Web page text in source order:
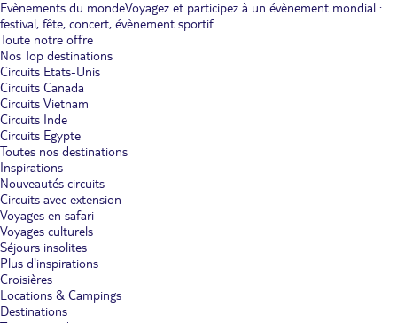
Evènements du mondeVoyagez et participez à un évènement mondial :
festival, fête, concert, évènement sportif...
Toute notre offre
Nos Top destinations
Circuits Etats-Unis
Circuits Canada
Circuits Vietnam
Circuits Inde
Circuits Egypte
Toutes nos destinations
Inspirations
Nouveautés circuits
Circuits avec extension
Voyages en safari
Voyages culturels
Séjours insolites
Plus d'inspirations
Croisières
Locations & Campings
Destinations